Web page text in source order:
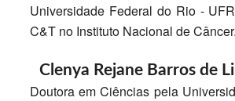
Universidade Federal do Rio -
C&T no Instituto Nacional de Câncer.
Clenya Rejane Barros de
Doutora em Ciências pela